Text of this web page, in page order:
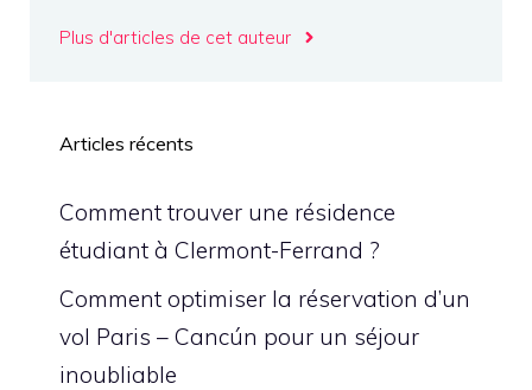
Plus d'articles de cet auteur
Articles récents
Comment trouver une résidence
étudiant à Clermont-Ferrand ?
Comment optimiser la réservation d’un
vol Paris – Cancún pour un séjour
inoubliable